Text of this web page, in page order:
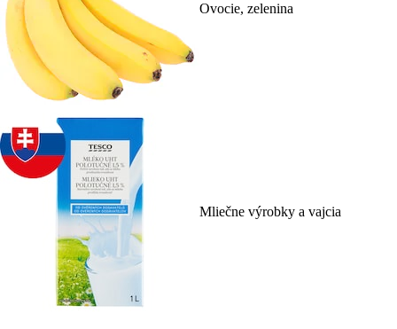
Ovocie, zelenina
Mliečne výrobky a vajcia